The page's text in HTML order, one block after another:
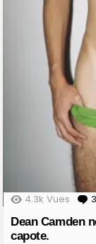
4.3k Vues 3
Dean Camden
capote.